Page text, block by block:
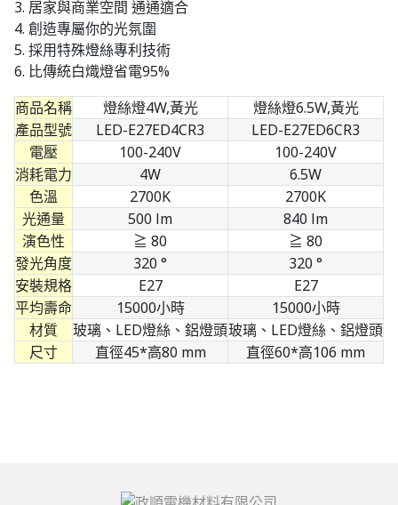
3. 居家與商業空間 通通適合
4. 創造專屬你的光氛圍
5. 採用特殊燈絲專利技術
​6. 比傳統白熾燈省電95%
商品名稱
燈絲燈4W,黃光
燈絲燈6.5W,黃光
產品型號
LED-E27ED4CR3
LED-E27ED6CR3
電壓
100-240V
100-240V
消耗電力
4W
6.5W
色溫
2700K
2700K
光通量
500 lm
840 lm
演色性
≧ 80
≧ 80
發光角度
320 °
320 °
安裝規格
E27
E27
平均壽命
15000小時
15000小時
材質
玻璃、LED燈絲、鋁燈頭玻璃、LED燈絲、鋁燈頭
尺寸
直徑45*高80 mm 直徑60*高106 mm